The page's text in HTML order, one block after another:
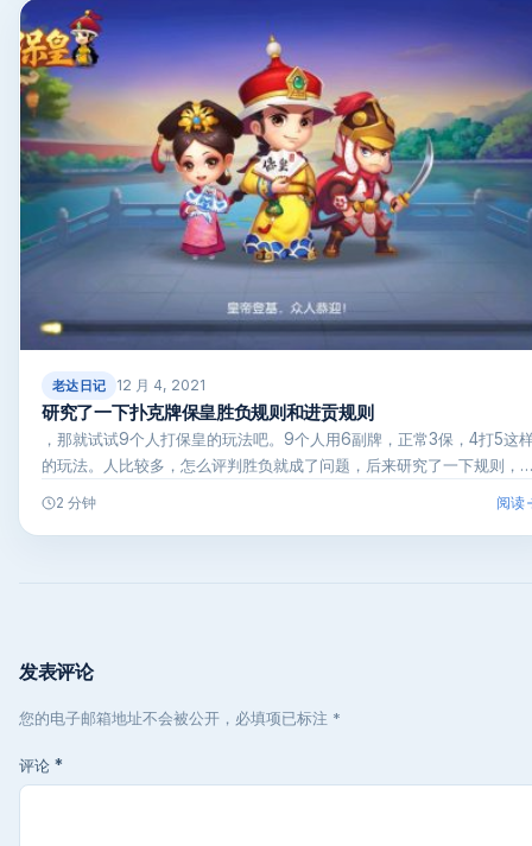
老达日记 12 月 4, 2021
研究了一下扑克牌保皇胜负规则和进贡规则
，那就试试9个人打保皇的玩法吧。9个人用6副牌，正常3保，4打5这
的玩法。人比较多，怎么评判胜负就成了问题，后来研究了一下规则，…
2 分钟 阅读
发表评论
您的电子邮箱地址不会被公开，必填项已标注 *
评论 *